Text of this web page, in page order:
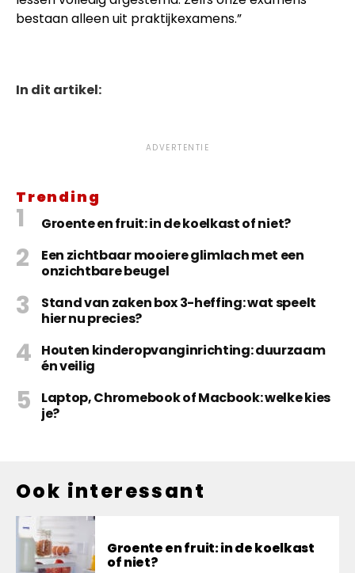
bestaan alleen uit praktijkexamens.”
In dit artikel:
ADVERTENTIE
Trending
Groente en fruit: in de koelkast of niet?
Een zichtbaar mooiere glimlach met een
onzichtbare beugel
Stand van zaken box 3-heffing: wat speelt
hier nu precies?
Houten kinderopvanginrichting: duurzaam
én veilig
Laptop, Chromebook of Macbook: welke kies
je?
Ook interessant
Groente en fruit: in de koelkast
of niet?